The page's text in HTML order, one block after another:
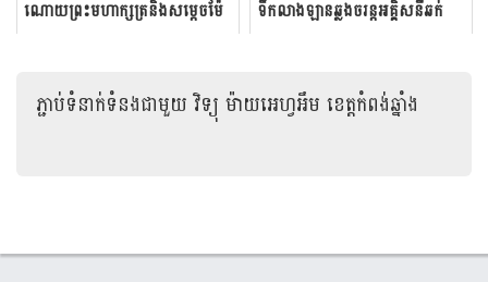
ណោយ​ព្រះ​មហា​ក្សត្រ​និង​សម្តេច​ម៉ែ​
ទឹកលាងឡានឆ្លងចរន្តអគ្គិសនីឆក់
ភ្ជាប់ទំនាក់ទំនងជាមួយវិទ្យុ ម៉ាយអេហ្វអឹម ខេត្តកំពង់ឆ្នាំង